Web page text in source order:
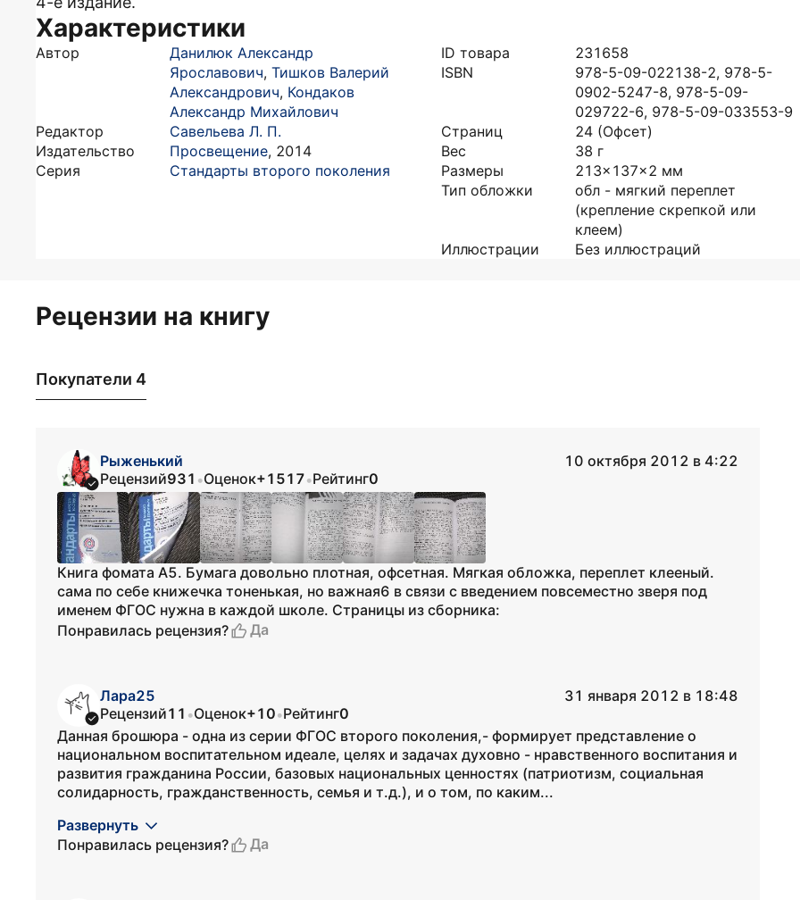
Характеристики
Автор
Данилюк Александр
Ярославович, Тишков Валерий
Александрович, Кондаков
Александр Михайлович
Редактор
Савельева Л. П.
Издательство
Просвещение, 2014
Серия
Стандарты второго поколения
ID товара
231658
ISBN
978-5-09-022138-2, 978-5-
0902-5247-8, 978-5-09-
029722-6, 978-5-09-033553-9
Страниц
24 (Офсет)
Вес
38 г
Размеры
213x137x2 мм
Тип обложки
обл - мягкий переплет
(крепление скрепкой или
клеем)
Иллюстрации
Без иллюстраций
Рецензии на книгу
Покупатели 4
Рыженький
10 октября 2012 в 4:22
Рецензий931 •Оценок+1517•Рейтинг0
Книга фомата А5. Бумага довольно плотная, офсетная. Мягкая обложка, переплет клееный.
сама по себе книжечка тоненькая, но важная6 в связи с введением повсеместно зверя под
именем ФГОС нужна в каждой школе. Страницы из сборника:
Понравилась рецензия?
Да
Лара25
31 января 2012 в 18:48
Рецензий11 •Оценок+10•Рейтинг0
Данная брошюра - одна из серии ФГОС второго поколения,- формирует представление о
национальном воспитательном идеале, целях и задачах духовно - нравственного воспитания и
развития гражданина России, базовых национальных ценностях (патриотизм, социальная
солидарность, гражданственность, семья и т.д.), и о том, по каким...
Развернуть
Понравилась рецензия?
Да